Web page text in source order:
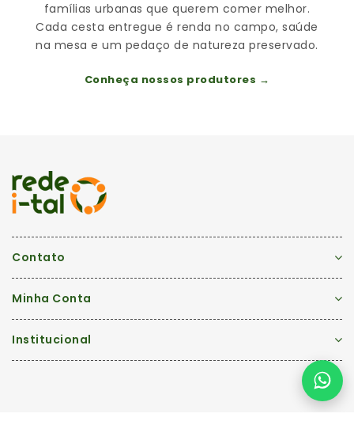
famílias urbanas que querem comer melhor.
Cada cesta entregue é renda no campo, saúde
na mesa e um pedaço de natureza preservado.
Conheça nossos produtores →
Contato
Minha Conta
Institucional